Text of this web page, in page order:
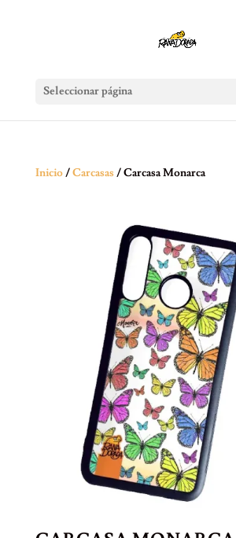
Seleccionar página
Inicio/Carcasas/ Carcasa Monarca